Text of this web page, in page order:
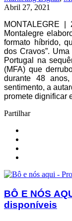
Abril 27, 2021
MONTALEGRE
Montalegre
formato híbrido,
dos Cravos”.
Portugal na
(MFA) que
durante 48
sentimento, a
promete dignificar
Partilhar
BÔ E NÓS
disponíveis